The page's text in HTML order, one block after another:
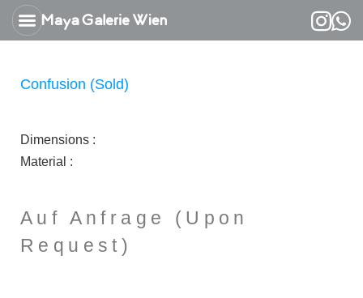
Confusion (sold)
Dimensions :
Material :
Auf Anfrage (Upon
Request)